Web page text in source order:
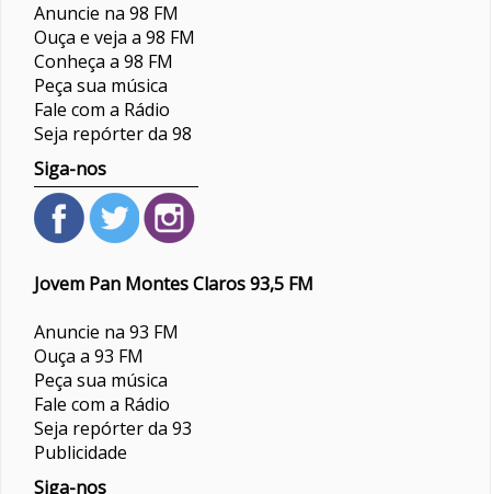
Anuncie na 98 FM
Ouça e veja a 98 FM
Conheça a 98 FM
Peça sua música
Fale com a Rádio
Seja repórter da 98
Siga-nos
Jovem Pan Montes Claros 93,5 FM
Anuncie na 93 FM
Ouça a 93 FM
Peça sua música
Fale com a Rádio
Seja repórter da 93
Publicidade
Siga-nos